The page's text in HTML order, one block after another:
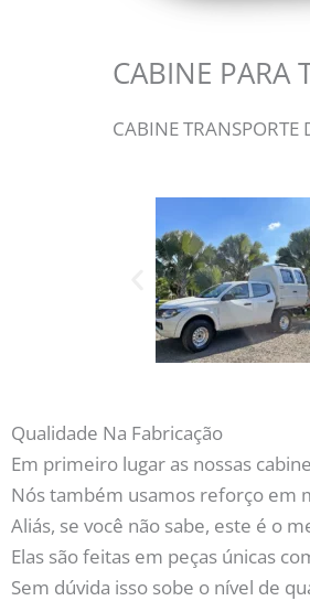
CABINE PARA
CABINE TRANSPORTE
Qualidade Na Fabricação
Em primeiro lugar as nossas
Nós também usamos reforço em
Aliás, se você não sabe, este é o
Elas são feitas em peças únicas
Sem dúvida isso sobe o nível de